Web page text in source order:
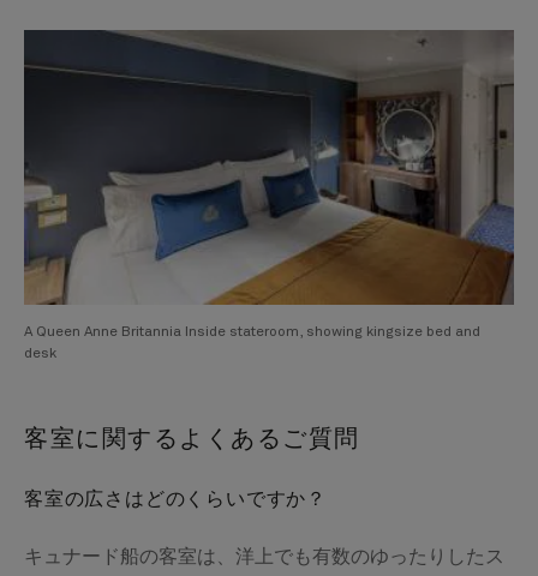
A Queen Anne Britannia Inside stateroom, showing kingsize bed and
desk
客室に関するよくあるご質問
客室の広さはどのくらいですか？
キュナード船の客室は、洋上でも有数のゆったりしたス